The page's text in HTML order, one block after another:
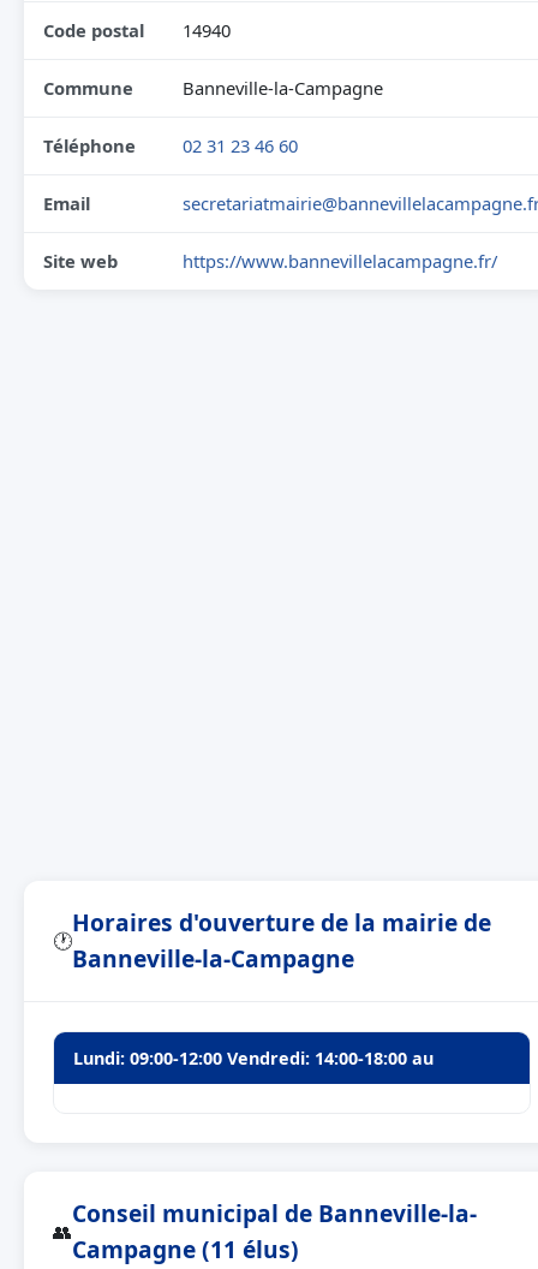
Code postal 14940
Commune Banneville-la-Campagne
Téléphone 02 31 23 46 60
Email
Site web https://www.bannevillelacampagne.fr/
🕐
Horaires d'ouverture de la mairie de
Banneville-la-Campagne
Lundi: 09:00-12:00 Vendredi: 14:00-18:00 au
👥
Conseil municipal de Banneville-la-
Campagne (11 élus)